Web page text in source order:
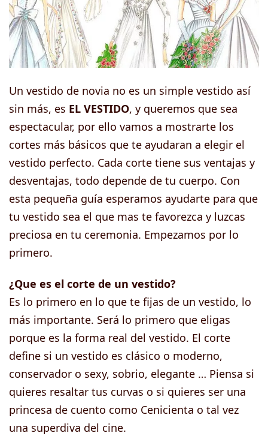
Un vestido de novia no es un simple vestido así
sin más, es EL VESTIDO, y queremos que sea
espectacular, por ello vamos a mostrarte los
cortes más básicos que te ayudaran a elegir el
vestido perfecto. Cada corte tiene sus ventajas y
desventajas, todo depende de tu cuerpo. Con
esta pequeña guía esperamos ayudarte para que
tu vestido sea el que mas te favorezca y luzcas
preciosa en tu ceremonia. Empezamos por lo
primero.
¿Que es el corte de un vestido?
Es lo primero en lo que te fijas de un vestido, lo
más importante. Será lo primero que eligas
porque es la forma real del vestido. El corte
define si un vestido es clásico o moderno,
conservador o sexy, sobrio, elegante … Piensa si
quieres resaltar tus curvas o si quieres ser una
princesa de cuento como Cenicienta o tal vez
una superdiva del cine.